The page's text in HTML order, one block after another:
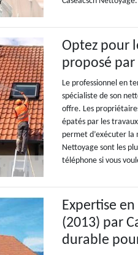
Optez pour
proposé par
Le professionnel en
spécialiste de son
offre. Les
épatés par les
permet d’exécuter la
Nettoyage sont les
téléphone si vous
Expertise
(2013) par
durable